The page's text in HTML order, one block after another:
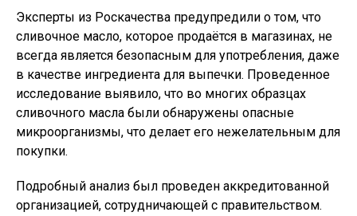
Эксперты из Роскачества предупредили о том, что
сливочное масло, которое продаётся в магазинах, не
всегда является безопасным для употребления, даже
в качестве ингредиента для выпечки. Проведенное
исследование выявило, что во многих образцах
сливочного масла были обнаружены опасные
микроорганизмы, что делает его нежелательным для
покупки.
Подробный анализ был проведен аккредитованной
организацией, сотрудничающей с правительством.